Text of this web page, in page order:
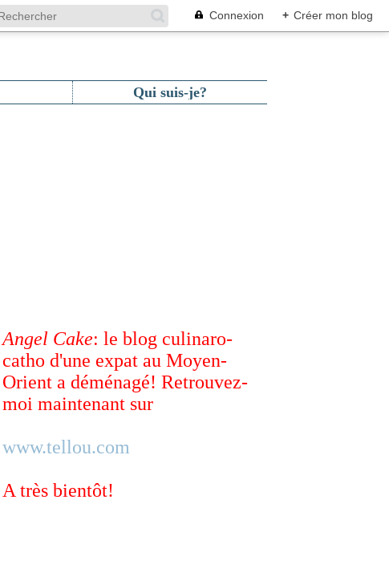
Connexion + Créer mon blog
Qui suis-je?
Angel Cake: le blog culinaro-
catho d'une expat au Moyen-
Orient a déménagé! Retrouvez-
moi maintenant sur
www.tellou.com
A très bientôt!